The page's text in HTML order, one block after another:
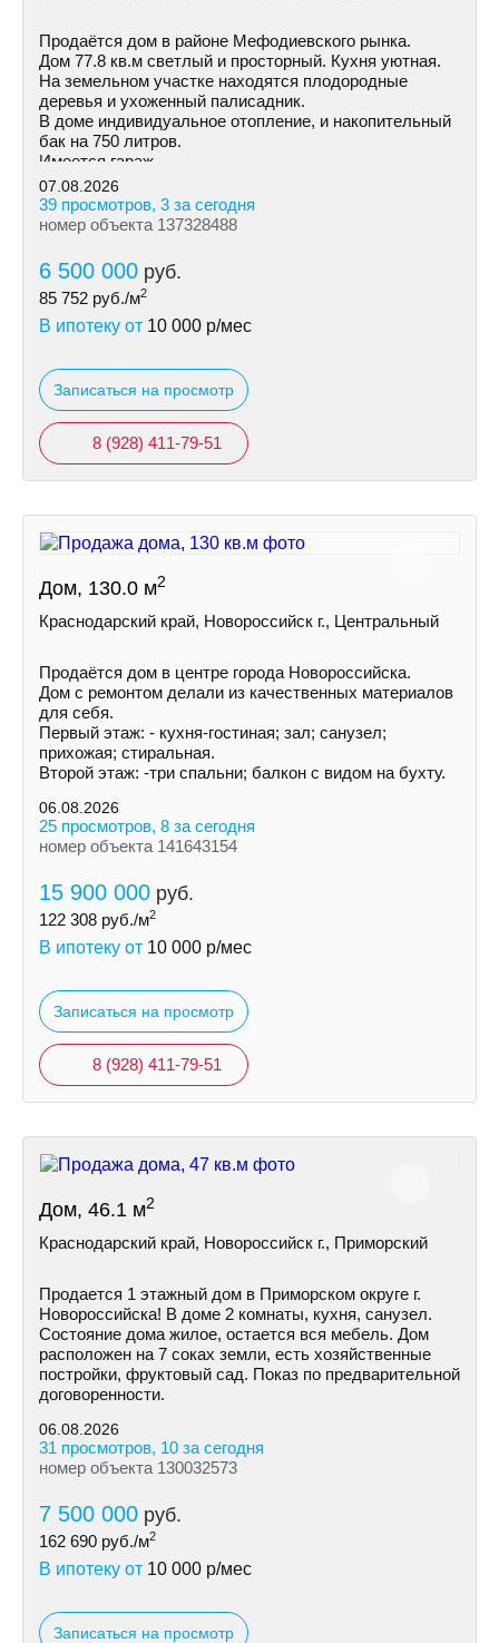
Продаётся дом в районе Мефодиевского рынка.
Дом 77.8 кв.м светлый и просторный. Кухня уютная.
На земельном участке находятся плодородные
деревья и ухоженный палисадник.
В доме индивидуальное отопление, и накопительный
бак на 750 литров.
Имеется гараж.
07.08.2026
39 просмотров, 3 за сегодня
номер объекта 137328488
6 500 000 руб.
85 752 руб./м2
В ипотеку от 10 000 р/мес
Записаться на просмотр
8 (928) 411-79-51
Дом, 130.0 м2
Краснодарский край, Новороссийск г., Центральный
Продаётся дом в центре города Новороссийска.
Дом с ремонтом делали из качественных материалов
для себя.
Первый этаж: - кухня-гостиная; зал; санузел;
прихожая; стиральная.
Второй этаж: -три спальни; балкон с видом на бухту.
06.08.2026
25 просмотров, 8 за сегодня
номер объекта 141643154
15 900 000 руб.
122 308 руб./м2
В ипотеку от 10 000 р/мес
Записаться на просмотр
8 (928) 411-79-51
Дом, 46.1 м2
Краснодарский край, Новороссийск г., Приморский
Продается 1 этажный дом в Приморском округе г.
Новороссийска! В доме 2 комнаты, кухня, санузел.
Состояние дома жилое, остается вся мебель. Дом
расположен на 7 соках земли, есть хозяйственные
постройки, фруктовый сад. Показ по предварительной
договоренности.
06.08.2026
31 просмотров, 10 за сегодня
номер объекта 130032573
7 500 000 руб.
162 690 руб./м2
В ипотеку от 10 000 р/мес
Записаться на просмотр